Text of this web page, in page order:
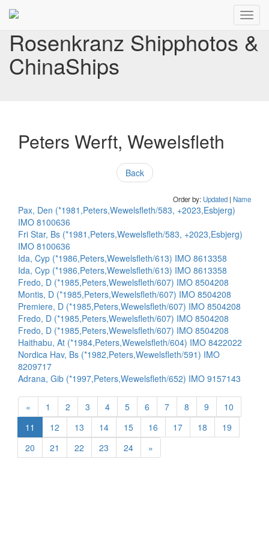
Rosenkranz Shipphotos &
ChinaShips
Peters Werft, Wewelsfleth
Back
Order by: Updated | Name
Pax, Den (*1981,Peters,Wewelsfleth/583, +2023,Esbjerg)
IMO 8100636
Fri Star, Bs (*1981,Peters,Wewelsfleth/583, +2023,Esbjerg)
IMO 8100636
Ida, Cyp (*1986,Peters,Wewelsfleth/613) IMO 8613358
Ida, Cyp (*1986,Peters,Wewelsfleth/613) IMO 8613358
Fredo, D (*1985,Peters,Wewelsfleth/607) IMO 8504208
Montis, D (*1985,Peters,Wewelsfleth/607) IMO 8504208
Premiere, D (*1985,Peters,Wewelsfleth/607) IMO 8504208
Fredo, D (*1985,Peters,Wewelsfleth/607) IMO 8504208
Fredo, D (*1985,Peters,Wewelsfleth/607) IMO 8504208
Haithabu, At (*1984,Peters,Wewelsfleth/604) IMO 8422022
Nordica Hav, Bs (*1982,Peters,Wewelsfleth/591) IMO
8209717
Adrana, Gib (*1997,Peters,Wewelsfleth/652) IMO 9157143
« 1 2 3 4 5 6 7 8 9
10
11
12 13 14 15 16 17 18
19
20
21 22 23 24 »